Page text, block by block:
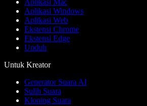
Aplikasi Windows
Aplikasi Web
Ekstensi Chrome
Ekstensi Edge
Unduh
Untuk Kreator
Generator Suara AI
Sulih Suara
Kloning Suara